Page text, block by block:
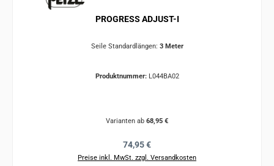
PROGRESS ADJUST-I
Seile Standardlängen: 3 Meter
Produktnummer: L044BA02
Varianten ab 68,95 €
Regulärer Preis:
74,95 €
Preise inkl. MwSt. zzgl. Versandkosten